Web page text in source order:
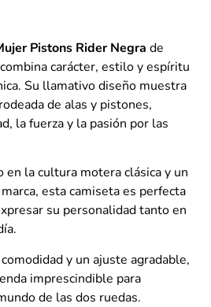
Pistons Rider Negra de
carácter, estilo y espíritu
Su llamativo diseño muestra
de alas y pistones,
la fuerza y la pasión por las
en la cultura motera clásica y un
esta camiseta es perfecta
su personalidad tanto en
y un ajuste agradable,
imprescindible para
de las dos ruedas.